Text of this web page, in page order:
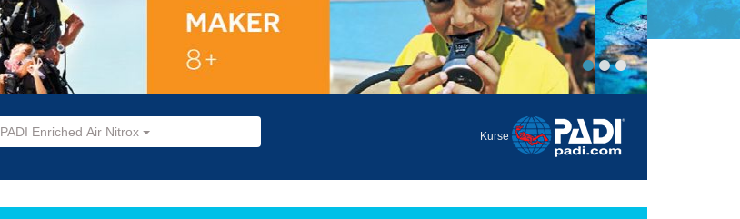
PADI Enriched Air Nitrox Kurse